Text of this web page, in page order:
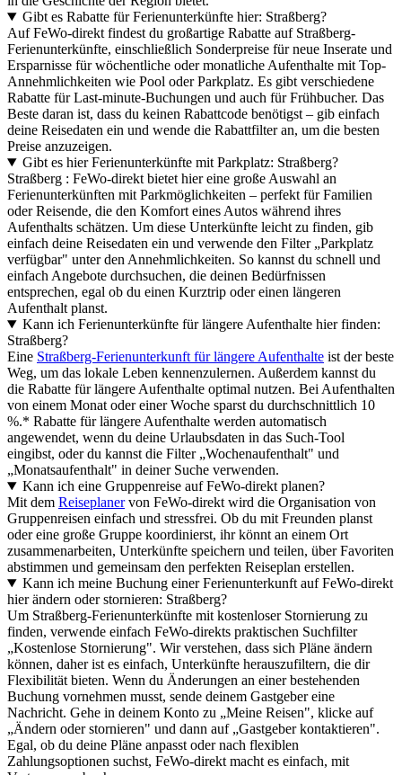
Gibt es Rabatte für Ferienunterkünfte hier: Straßberg?
Auf FeWo-direkt findest du großartige Rabatte auf Straßberg-
Ferienunterkünfte, einschließlich Sonderpreise für neue Inserate und
Ersparnisse für wöchentliche oder monatliche Aufenthalte mit Top-
Annehmlichkeiten wie Pool oder Parkplatz. Es gibt verschiedene
Rabatte für Last-minute-Buchungen und auch für Frühbucher. Das
Beste daran ist, dass du keinen Rabattcode benötigst – gib einfach
deine Reisedaten ein und wende die Rabattfilter an, um die besten
Preise anzuzeigen.
Gibt es hier Ferienunterkünfte mit Parkplatz: Straßberg?
Straßberg : FeWo-direkt bietet hier eine große Auswahl an
Ferienunterkünften mit Parkmöglichkeiten – perfekt für Familien
oder Reisende, die den Komfort eines Autos während ihres
Aufenthalts schätzen. Um diese Unterkünfte leicht zu finden, gib
einfach deine Reisedaten ein und verwende den Filter „Parkplatz
verfügbar" unter den Annehmlichkeiten. So kannst du schnell und
einfach Angebote durchsuchen, die deinen Bedürfnissen
entsprechen, egal ob du einen Kurztrip oder einen längeren
Aufenthalt planst.
Kann ich Ferienunterkünfte für längere Aufenthalte hier finden:
Straßberg?
Eine Straßberg-Ferienunterkunft für längere Aufenthalte ist der beste
Weg, um das lokale Leben kennenzulernen. Außerdem kannst du
die Rabatte für längere Aufenthalte optimal nutzen. Bei Aufenthalten
von einem Monat oder einer Woche sparst du durchschnittlich 10
%.* Rabatte für längere Aufenthalte werden automatisch
angewendet, wenn du deine Urlaubsdaten in das Such-Tool
eingibst, oder du kannst die Filter „Wochenaufenthalt" und
„Monatsaufenthalt" in deiner Suche verwenden.
Kann ich eine Gruppenreise auf FeWo-direkt planen?
Mit dem Reiseplanervon FeWo-direkt wird die Organisation von
Gruppenreisen einfach und stressfrei. Ob du mit Freunden planst
oder eine große Gruppe koordinierst, ihr könnt an einem Ort
zusammenarbeiten, Unterkünfte speichern und teilen, über Favoriten
abstimmen und gemeinsam den perfekten Reiseplan erstellen.
Kann ich meine Buchung einer Ferienunterkunft auf FeWo-direkt
hier ändern oder stornieren: Straßberg?
Um Straßberg-Ferienunterkünfte mit kostenloser Stornierung zu
finden, verwende einfach FeWo-direkts praktischen Suchfilter
„Kostenlose Stornierung". Wir verstehen, dass sich Pläne ändern
können, daher ist es einfach, Unterkünfte herauszufiltern, die dir
Flexibilität bieten. Wenn du Änderungen an einer bestehenden
Buchung vornehmen musst, sende deinem Gastgeber eine
Nachricht. Gehe in deinem Konto zu „Meine Reisen", klicke auf
„Ändern oder stornieren" und dann auf „Gastgeber kontaktieren".
Egal, ob du deine Pläne anpasst oder nach flexiblen
Zahlungsoptionen suchst, FeWo-direkt macht es einfach, mit